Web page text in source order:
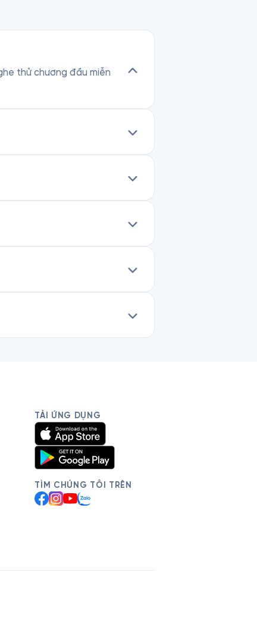
thử chương đầu miễn
TẢI ỨNG DỤNG
TÌM CHÚNG TÔI TRÊN
Facebook
Instagram
YouTube
Zalo